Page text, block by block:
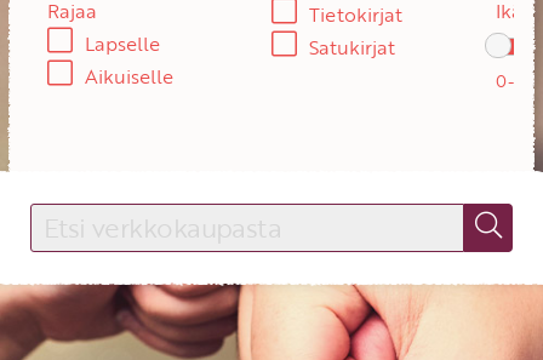
Käyttäjätunnus
Unohtuiko salasana?
KIRJAUDU SISÄÄN
Rajaa
Lapselle
Aikuiselle
Tietokirjat
Satukirjat
Ikä: